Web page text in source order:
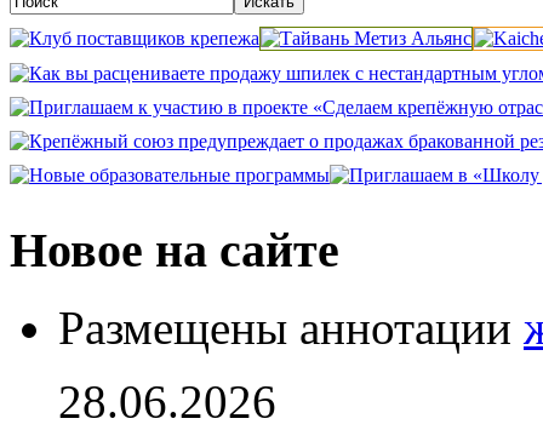
Новое на сайте
Размещены аннотации
28.06.2026